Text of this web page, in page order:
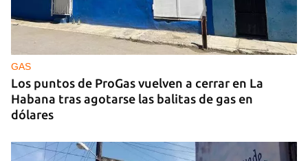
25N
Pese al subregistro de los datos oficiales, Cuba
tiene una alta incidencia de feminicidios
GAS
Los puntos de ProGas vuelven a cerrar en La
Habana tras agotarse las balitas de gas en
dólares